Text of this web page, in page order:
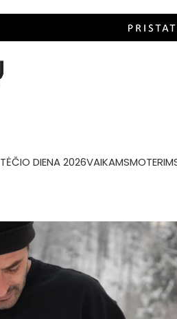
TĖČIO DIENA 2026VAIKAMS